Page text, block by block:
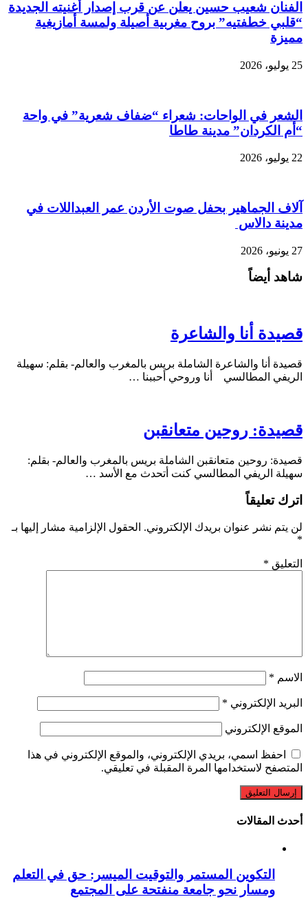
الفنان شعيب حسين يعلن عن قرب إصدار أغنيته الجديدة
“قلبي خطفتيه” بروح مغربية أصيلة ولمسة أمازيغية
مميزة
25 يوليو، 2026
الشعر في الواحات: شعراء “ضفاف شعرية” في واحة
“أم الكردان” مدينة طاطا
22 يوليو، 2026
آلاف الجماهير بحفل صوت الأردن عمر العبداللات في
مدينة دالاس
27 يونيو، 2026
شاهد أيضاً
قصيدة أنا والشاعرة
قصيدة أنا والشاعرة الشاملة بريس بالمغرب والعالم- بقلم: سهيلة
الريفي المطالسي أنا وروحي أحببنا …
قصيدة: روحين متعانقبن
قصيدة: روحين متعانقبن الشاملة بريس بالمغرب والعالم- بقلم:
سهيلة الريفي المطالسي كنت أتحدث مع الأسد …
اترك تعليقاً
لن يتم نشر عنوان بريدك الإلكتروني. الحقول الإلزامية مشار إليها بـ
*
التعليق *
الاسم *
البريد الإلكتروني *
الموقع الإلكتروني
احفظ اسمي، بريدي الإلكتروني، والموقع الإلكتروني في هذا
المتصفح لاستخدامها المرة المقبلة في تعليقي.
أحدث المقالات
التكوين المستمر والتوقيت الميسر: حق في التعلم
ومسار نحو جامعة منفتحة على المجتمع